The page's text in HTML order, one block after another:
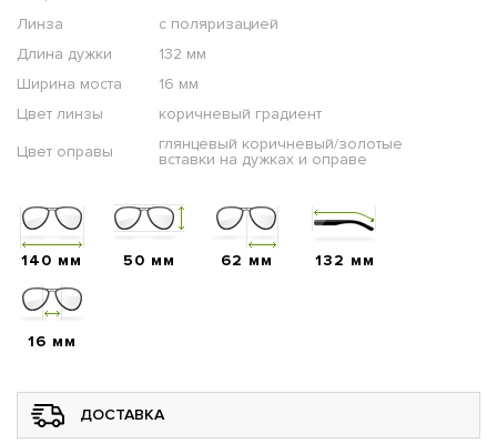
Линза
с поляризацией
Длина дужки
132 мм
Ширина моста
16 мм
Цвет линзы
коричневый градиент
Цвет оправы
глянцевый коричневый/золотые
вставки на дужках и оправе
140 мм 50 мм 62 мм 132 мм
16 мм
ДОСТАВКА